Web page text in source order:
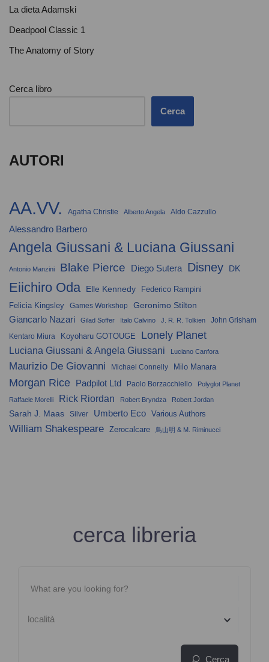
La dieta Adamski
Deadpool Classic 1
The Anatomy of Story
Cerca libro
Cerca
AUTORI
AA.VV. Agatha Christie Alberto Angela Aldo Cazzullo
Alessandro Barbero
Angela Giussani & Luciana Giussani
Antonio Manzini Blake Pierce Diego Sutera Disney DK
Eiichiro Oda Elle Kennedy Federico Rampini
Felicia Kingsley Games Workshop
Geronimo Stilton
Giancarlo Nazari
Gilad Soffer Italo Calvino J. R. R. Tolkien
John Grisham
Kentaro Miura
Koyoharu GOTOUGE Lonely Planet
Luciana Giussani & Angela Giussani Luciano Canfora
Maurizio De Giovanni Michael Connelly Milo Manara
Morgan Rice Padpilot Ltd Paolo Borzacchiello Polyglot Planet
Raffaele Morelli Rick Riordan Robert Bryndza Robert Jordan
Sarah J. Maas Silver Umberto Eco Various Authors
William Shakespeare Zerocalcare 鳥山明 & M. Riminucci
cerca libreria
località
Cerca